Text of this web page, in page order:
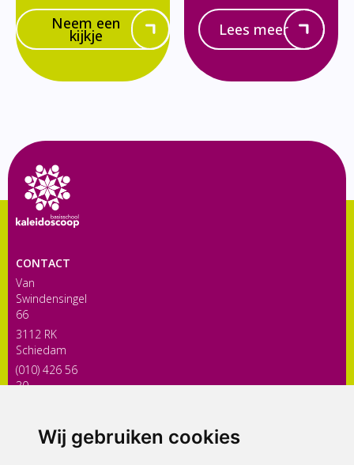
Wij gebruiken cookies
Neem een
kijkje Lees meer
CONTACT
Van
Swindensingel
66
3112 RK
Schiedam
(010) 426 56
30
ONDERDEEL VAN